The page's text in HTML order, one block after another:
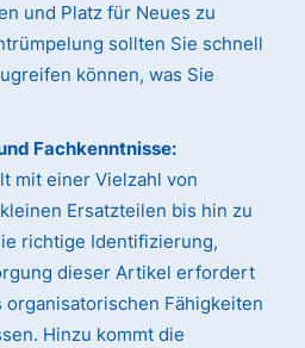
und Platz für Neues zu
sollten Sie schnell
können, was Sie
Fachkenntnisse:
mit einer Vielzahl von
Ersatzteilen bis hin zu
richtige Identifizierung,
dieser Artikel erfordert
organisatorischen Fähigkeiten
Hinzu kommt die